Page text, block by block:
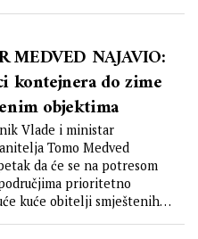
MEDVED NAJAVIO:
kontejnera do zime
objektima
Vlade i ministar
Tomo Medved
da će se na potresom
prioritetno
kuće obitelji smještenih u